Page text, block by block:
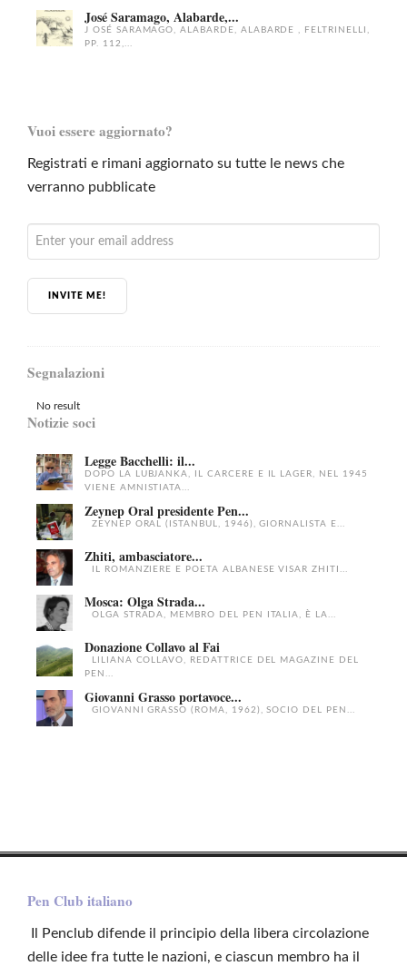
José Saramago, Alabarde,...
J OSÉ SARAMAGO, ALABARDE, ALABARDE , FELTRINELLI,
PP. 112,...
Vuoi essere aggiornato?
Registrati e rimani aggiornato su tutte le news che
verranno pubblicate
INVITE ME!
Segnalazioni
No result
Notizie soci
Legge Bacchelli: il...
DOPO LA LUBJANKA, IL CARCERE E IL LAGER, NEL 1945
VIENE AMNISTIATA...
Zeynep Oral presidente Pen...
ZEYNEP ORAL (ISTANBUL, 1946), GIORNALISTA E...
Zhiti, ambasciatore...
IL ROMANZIERE E POETA ALBANESE VISAR ZHITI...
Mosca: Olga Strada...
OLGA STRADA, MEMBRO DEL PEN ITALIA, È LA...
Donazione Collavo al Fai
LILIANA COLLAVO, REDATTRICE DEL MAGAZINE DEL
PEN...
Giovanni Grasso portavoce...
GIOVANNI GRASSO (ROMA, 1962), SOCIO DEL PEN...
Pen Club italiano
Il Penclub difende il principio della libera circolazione
delle idee fra tutte le nazioni, e ciascun membro ha il